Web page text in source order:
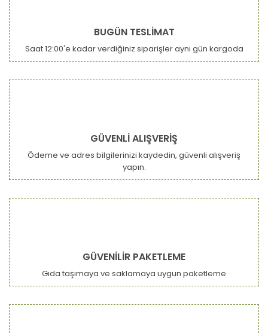
BUGÜN TESLİMAT
Saat 12:00'e kadar verdiğiniz siparişler aynı gün kargoda
GÜVENLİ ALIŞVERİŞ
Ödeme ve adres bilgilerinizi kaydedin, güvenli alışveriş
yapın.
GÜVENİLİR PAKETLEME
Gıda taşımaya ve saklamaya uygun paketleme